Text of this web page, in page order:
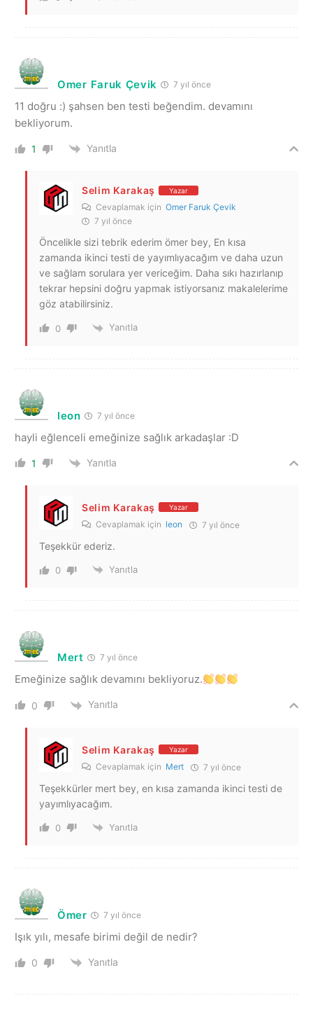
Omer Faruk Çevik 7 yıl önce
11 doğru :) şahsen ben testi beğendim. devamını
bekliyorum.
1 Yanıtla
Selim Karakaş Yazar
Cevaplamak için Omer Faruk Çevik
7 yıl önce
Öncelikle sizi tebrik ederim ömer bey, En kısa
zamanda ikinci testi de yayımlıyacağım ve daha uzun
ve sağlam sorulara yer vericeğim. Daha sıkı hazırlanıp
tekrar hepsini doğru yapmak istiyorsanız makalelerime
göz atabilirsiniz.
0 Yanıtla
leon 7 yıl önce
hayli eğlenceli emeğinize sağlık arkadaşlar :D
1 Yanıtla
Selim Karakaş Yazar
Cevaplamak için leon 7 yıl önce
Teşekkür ederiz.
0 Yanıtla
Mert 7 yıl önce
Emeğinize sağlık devamını bekliyoruz.
0 Yanıtla
Selim Karakaş Yazar
Cevaplamak için Mert 7 yıl önce
Teşekkürler mert bey, en kısa zamanda ikinci testi de
yayımlıyacağım.
0 Yanıtla
Ömer 7 yıl önce
Işık yılı, mesafe birimi değil de nedir?
0 Yanıtla